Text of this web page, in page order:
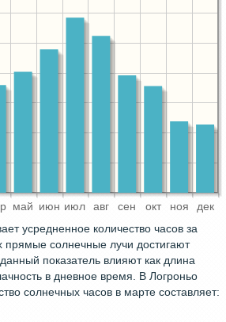
май июн июл авг сен окт ноя дек
усредненное количество часов за
прямые солнечные лучи достигают
показатель влияют как длина
в дневное время. В Логроньо
солнечных часов в марте составляет: